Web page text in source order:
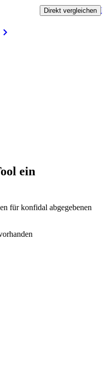
Direkt vergleichen
ein
für konfidal abgegebenen